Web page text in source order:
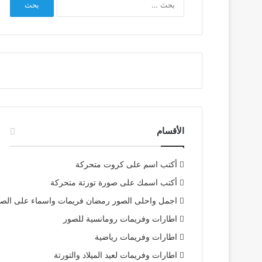
الأقسام
أكتب اسم على كروت متحركة
أكتب اسمك على صورة تورتة متحركة
اجمل واحلى الصور رمضان فريمات واسماء على
اطارات وفريمات رومانسية للصور
اطارات وفريمات رياضية
اطارات وفريمات لعيد الميلاد والتورتة